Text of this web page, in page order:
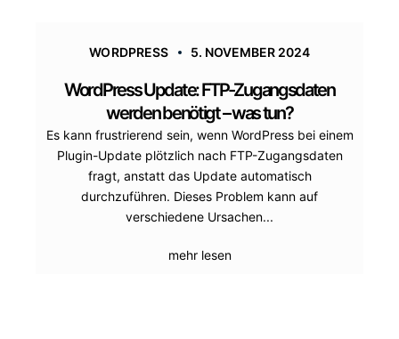
WORDPRESS 5. NOVEMBER 2024
WordPress Update: FTP-Zugangsdaten
werden benötigt – was tun?
Es kann frustrierend sein, wenn WordPress bei einem
Plugin-Update plötzlich nach FTP-Zugangsdaten
fragt, anstatt das Update automatisch
durchzuführen. Dieses Problem kann auf
verschiedene Ursachen...
mehr lesen